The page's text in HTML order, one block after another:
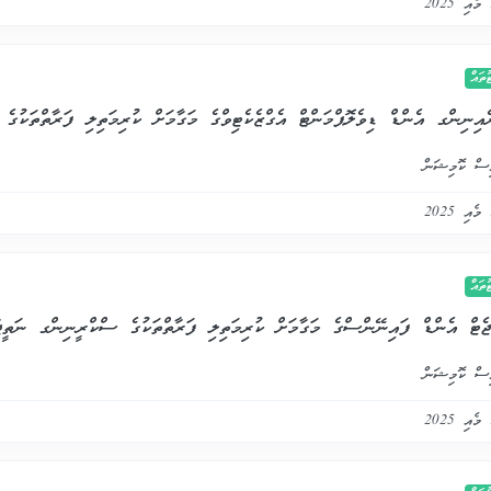
އެންޑް ޑިވެލޮޕްމަންޓް އެގްޒެކެޓިވްގެ މަގާމަށް ކުރިމަތިލި
ކޮމިޝަން
އެންޑް ފައިނޭންސްގެ މަގާމަށް ކުރިމަތިލި ފަރާތްތަކުގެ ސްކްރީނިންގ
ކޮމިޝަން